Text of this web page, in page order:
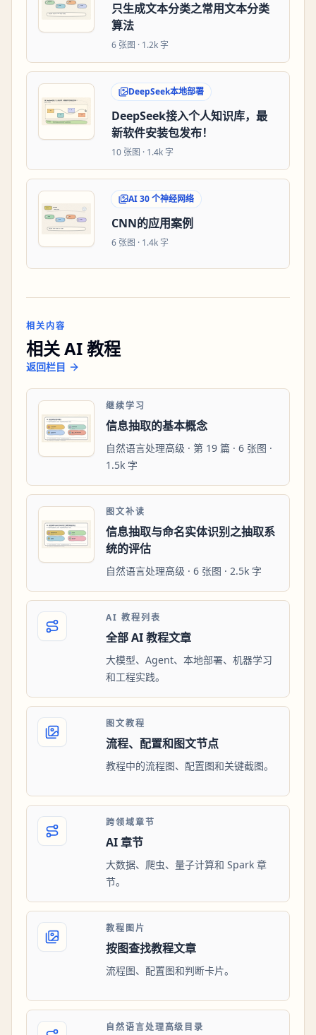
只生成文本分类之常用文本分类
算法
6 张图 · 1.2k 字
DeepSeek本地部署
DeepSeek接入个人知识库，最
新软件安装包发布！
10 张图 · 1.4k 字
AI 30 个神经网络
CNN的应用案例
6 张图 · 1.4k 字
相关内容
相关 AI 教程
返回栏目
继续学习
信息抽取的基本概念
自然语言处理高级 · 第 19 篇 · 6 张图 ·
1.5k 字
图文补读
信息抽取与命名实体识别之抽取系
统的评估
自然语言处理高级 · 6 张图 · 2.5k 字
AI 教程列表
全部 AI 教程文章
大模型、Agent、本地部署、机器学习
和工程实践。
图文教程
流程、配置和图文节点
教程中的流程图、配置图和关键截图。
跨领域章节
AI 章节
大数据、爬虫、量子计算和 Spark 章
节。
教程图片
按图查找教程文章
流程图、配置图和判断卡片。
自然语言处理高级目录